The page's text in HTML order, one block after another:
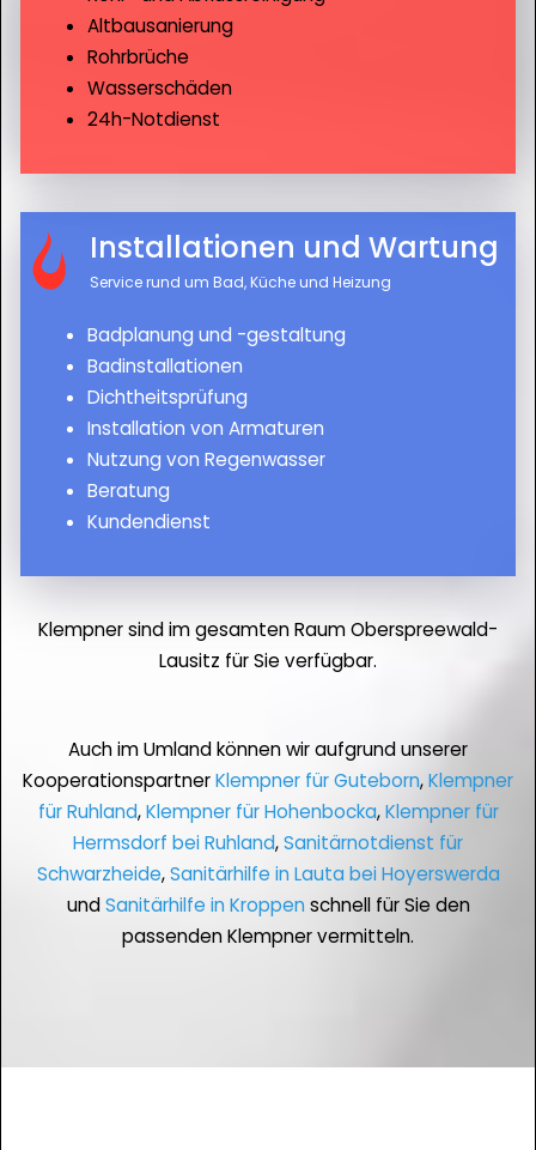
Altbausanierung
Rohrbrüche
Wasserschäden
24h-Notdienst
Installationen und Wartung
Service rund um Bad, Küche und Heizung
Badplanung und -gestaltung
Badinstallationen
Dichtheitsprüfung
Installation von Armaturen
Nutzung von Regenwasser
Beratung
Kundendienst
Klempner sind im gesamten Raum Oberspreewald-
Lausitz für Sie verfügbar.
Auch im Umland können wir aufgrund unserer
KooperationspartnerKlempner für Guteborn,Klempner
für Ruhland,Klempner für Hohenbocka,Klempner für
Hermsdorf bei Ruhland,Sanitärnotdienst für
Schwarzheide,Sanitärhilfe in Lauta bei Hoyerswerda
undSanitärhilfe in Kroppenschnell für Sie den
passenden Klempner vermitteln.